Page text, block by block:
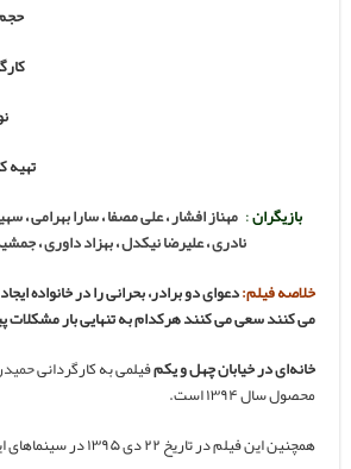
تهیه
بازیگران: مهناز افشار،علی مصفا،سارا بهرامی،
نادری،علیرضا نیکدل،بهزاد داوری،
خلاصه فیلم:دعوای دو برادر، بحرانی را در خانواده
می کنند سعی می کنند هرکدام به تنهایی بار
خانه‌ای در خیابان چهل و یکمفیلمی به کارگردانی
محصول سال ۱۳۹۴ است.
همچنین این فیلم در تاریخ ۲۲ دی ۱۳۹۵ در سینماهای ایران اکران شده است.